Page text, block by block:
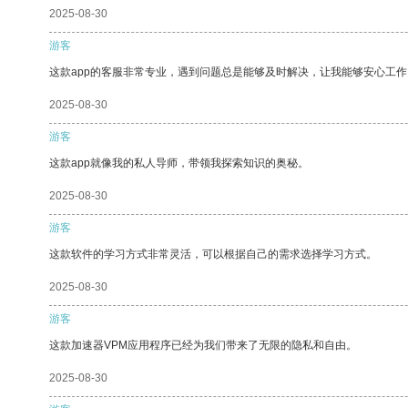
2025-08-30
游客
这款app的客服非常专业，遇到问题总是能够及时解决，让我能够安心工
2025-08-30
游客
这款app就像我的私人导师，带领我探索知识的奥秘。
2025-08-30
游客
这款软件的学习方式非常灵活，可以根据自己的需求选择学习方式。
2025-08-30
游客
这款加速器VPM应用程序已经为我们带来了无限的隐私和自由。
2025-08-30